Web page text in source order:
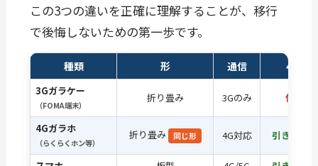
この3つの違いを正確に理解することが、移行
で後悔しないための第一歩です。
種類 形 通信 4月以
3Gガラケー
（FOMA端末）
折り畳み 3Gのみ 使用不
4Gガラホ
（らくらくホン等）
折り畳み 同じ形 4G対応 引き続き